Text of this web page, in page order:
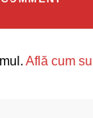
Află cum